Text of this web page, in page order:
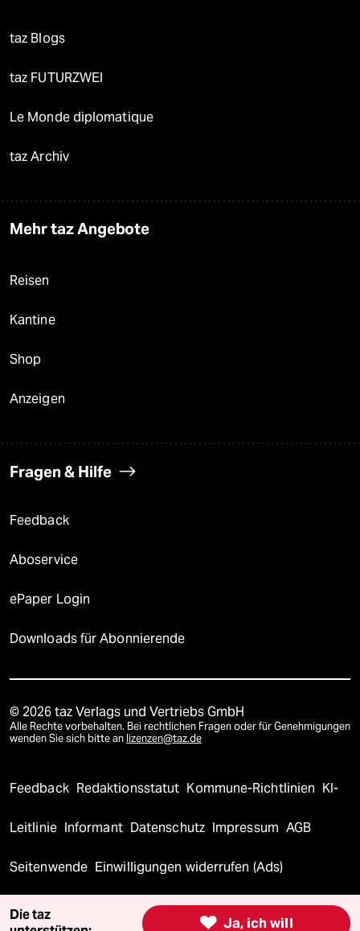
taz Blogs
taz FUTURZWEI
Le Monde diplomatique
taz Archiv
Mehr taz Angebote
Reisen
Kantine
Shop
Anzeigen
Fragen & Hilfe
Feedback
Aboservice
ePaper Login
Downloads für Abonnierende
© 2026 taz Verlags und Vertriebs GmbH
Alle Rechte vorbehalten. Bei rechtlichen Fragen oder für Genehmigungen
wenden Sie sich bitte an lizenzen@taz.de
Feedback Redaktionsstatut Kommune-Richtlinien KI-
Leitlinie Informant Datenschutz Impressum AGB
Seitenwende Einwilligungen widerrufen (Ads)
 Ja, ich will
Die taz